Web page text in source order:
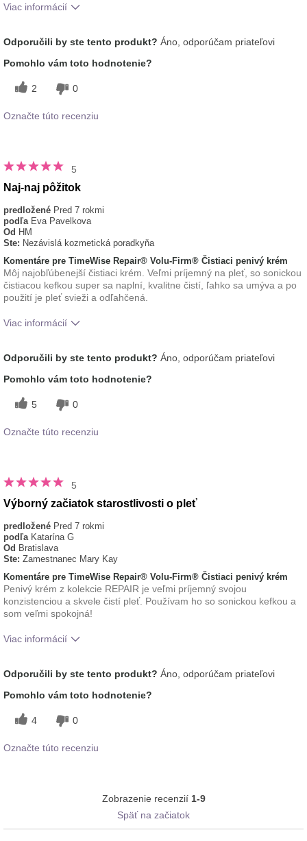
Viac informácií
používaním tohto
prípravku?
vstrebáva, Príjemný pocit na
pokožke
Odporučili by ste tento produkt? Áno, odporúčam priateľovi
Pomohlo vám toto hodnotenie?
2 0
Označte túto recenziu
5
Naj-naj pôžitok
predložené Pred 7 rokmi
podľa Eva Pavelkova
Od HM
Ste: Nezávislá kozmetická poradkyňa
Komentáre pre TimeWise Repair® Volu-Firm® Čistiaci penivý krém
Môj najobľúbenejší čistiaci krém. Veľmi príjemný na pleť, so sonickou
čistiacou kefkou super sa naplní, kvalitne čistí, ľahko sa umýva a po
použití je pleť svieži a odľahčená.
Viac informácií
používaním tohto
prípravku?
Osviežujúci, Príjemný pocit na
pokožke
Odporučili by ste tento produkt? Áno, odporúčam priateľovi
Pomohlo vám toto hodnotenie?
5 0
Označte túto recenziu
5
Výborný začiatok starostlivosti o pleť
predložené Pred 7 rokmi
podľa Katarína G
Od Bratislava
Ste: Zamestnanec Mary Kay
Komentáre pre TimeWise Repair® Volu-Firm® Čistiaci penivý krém
Penivý krém z kolekcie REPAIR je veľmi príjemný svojou
konzistenciou a skvele čistí pleť. Používam ho so sonickou kefkou a
som veľmi spokojná!
Viac informácií
s používaním tohto
prípravku?
vstrebáva, Osviežujúci, Príjemný pocit
na pokožke
Odporučili by ste tento produkt? Áno, odporúčam priateľovi
Pomohlo vám toto hodnotenie?
4 0
Označte túto recenziu
Zobrazenie recenzií 1-9
Späť na začiatok